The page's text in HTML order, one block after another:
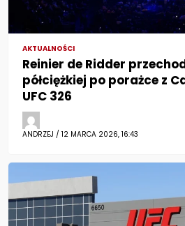
AKTUALNOŚCI
Reinier de Ridder
półciężkiej po porażce z
UFC 326
ANDRZEJ / 12 MARCA 2026, 16:43